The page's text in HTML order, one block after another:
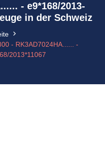
- e9*168/2013-
in der Schweiz
- RK3AD7024HA...... -
2013*11067